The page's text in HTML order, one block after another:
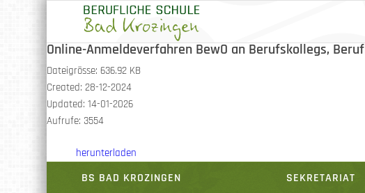
Online-Anmeldeverfahren BewO an Berufskollegs,
Dateigrösse: 636.92 KB
Created: 28-12-2024
Updated: 14-01-2026
Aufrufe: 3554
herunterladen
BS BAD KROZINGEN
SEKRETARIAT